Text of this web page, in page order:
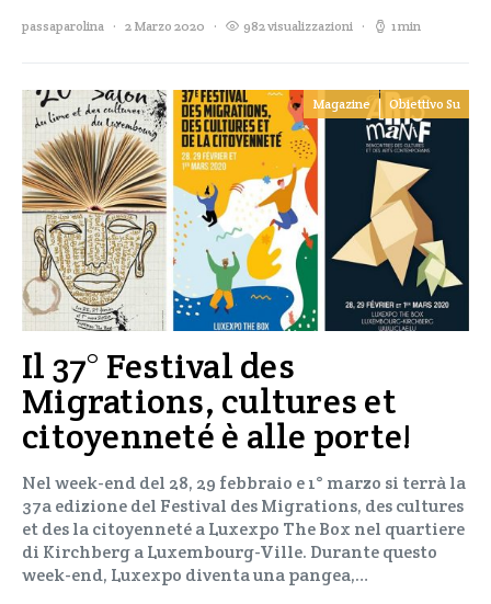
passaparolina 2 Marzo 2020 982 visualizzazioni 1 min
Magazine Obiettivo Su
Il 37° Festival des
Migrations, cultures et
citoyenneté è alle porte!
Nel week-end del 28, 29 febbraio e 1° marzo si terrà la
37a edizione del Festival des Migrations, des cultures
et des la citoyenneté a Luxexpo The Box nel quartiere
di Kirchberg a Luxembourg-Ville. Durante questo
week-end, Luxexpo diventa una pangea,…